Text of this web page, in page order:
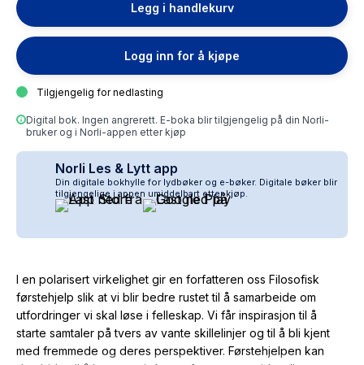
Legg i handlekurv
Logg inn for å kjøpe
Tilgjengelig for nedlasting
Digital bok. Ingen angrerett. E-boka blir tilgjengelig på din Norli-
bruker og i Norli-appen etter kjøp
Norli Les & Lytt app
Din digitale bokhylle for lydbøker og e-bøker. Digitale bøker blir
tilgjengelige i appen umiddelbart etter kjøp.
I en polarisert virkelighet gir en forfatteren oss Filosofisk
førstehjelp slik at vi blir bedre rustet til å samarbeide om
utfordringer vi skal løse i felleskap. Vi får inspirasjon til å
starte samtaler på tvers av vante skillelinjer og til å bli kjent
med fremmede og deres perspektiver. Førstehjelpen kan